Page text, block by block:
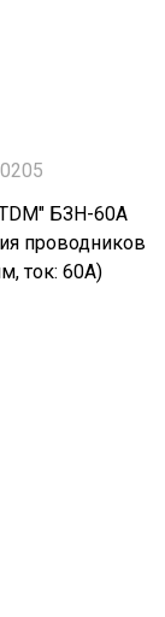
БЗН-60А
проводников
ток: 60А)